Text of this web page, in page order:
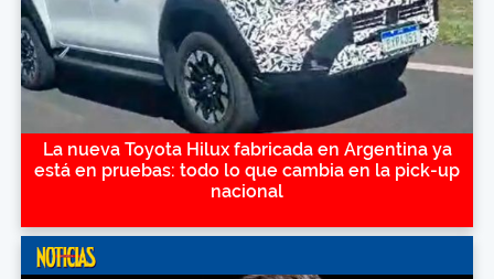
La nueva Toyota Hilux fabricada en Argentina ya
está en pruebas: todo lo que cambia en la pick-up
nacional